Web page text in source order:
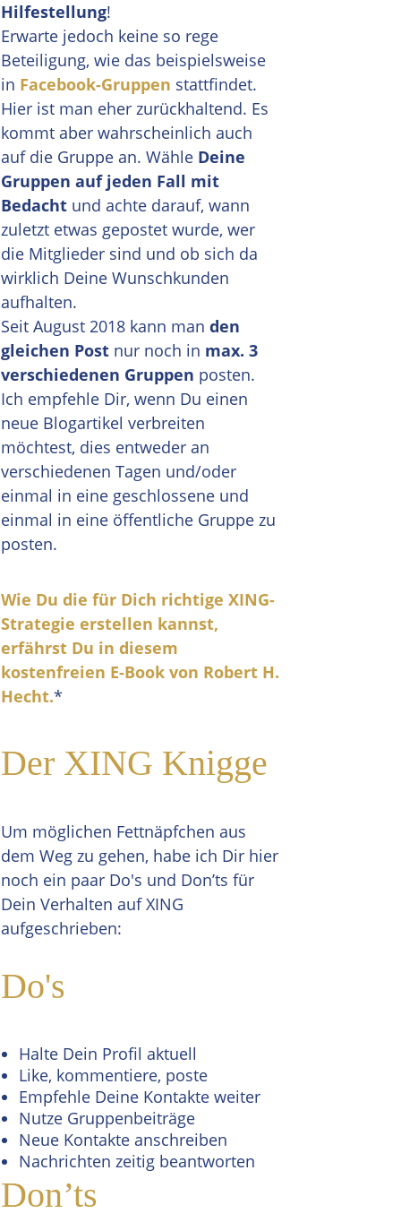
Hilfestellung!
Erwarte jedoch keine so rege
Beteiligung, wie das beispielsweise
in Facebook-Gruppen stattfindet.
Hier ist man eher zurückhaltend. Es
kommt aber wahrscheinlich auch
auf die Gruppe an. Wähle Deine
Gruppen auf jeden Fall mit
Bedacht und achte darauf, wann
zuletzt etwas gepostet wurde, wer
die Mitglieder sind und ob sich da
wirklich Deine Wunschkunden
aufhalten.
Seit August 2018 kann man den
gleichen Post nur noch in max. 3
verschiedenen Gruppen posten.
Ich empfehle Dir, wenn Du einen
neue Blogartikel verbreiten
möchtest, dies entweder an
verschiedenen Tagen und/oder
einmal in eine geschlossene und
einmal in eine öffentliche Gruppe zu
posten.
Wie Du die für Dich richtige XING-
Strategie erstellen kannst,
erfährst Du in diesem
kostenfreien E-Book von Robert H.
Hecht.*
Der XING Knigge
Um möglichen Fettnäpfchen aus
dem Weg zu gehen, habe ich Dir hier
noch ein paar Do's und Don’ts für
Dein Verhalten auf XING
aufgeschrieben:
Do's
Halte Dein Profil aktuell
Like, kommentiere, poste
Empfehle Deine Kontakte weiter
Nutze Gruppenbeiträge
Neue Kontakte anschreiben
Nachrichten zeitig beantworten
Don’ts